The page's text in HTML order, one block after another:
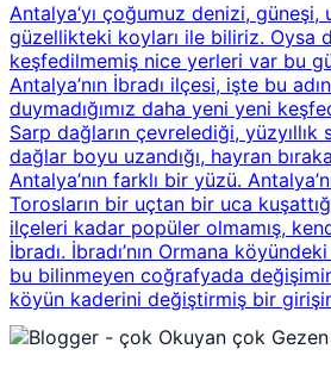
Antalya’yı çoğumuz denizi, güneşi,
güzellikteki koyları ile biliriz. Oysa
keşfedilmemiş nice yerleri var bu
Antalya’nın İbradı ilçesi, işte bu
duymadığımız daha yeni yeni
Sarp dağların çevrelediği, yüzyıllık
dağlar boyu uzandığı, hayran
Antalya’nın farklı bir yüzü.
Torosların bir uçtan bir uca
ilçeleri kadar popüler olmamış,
İbradı. İbradı’nın Ormana
bu bilinmeyen coğrafyada
köyün kaderini değiştirmiş bir